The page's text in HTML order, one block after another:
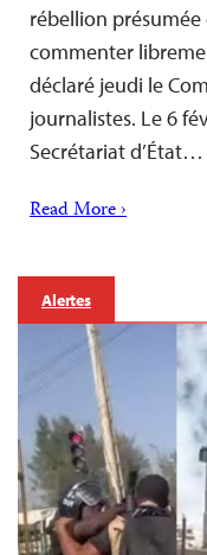
rébellion
commenter
déclaré jeudi le
journalistes. Le 6
Secrétariat d’État…
Read More ›
Alertes